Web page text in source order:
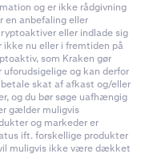
og er ikke rådgivning
en anbefaling eller
eller indlade sig
ikke nu eller i fremtiden på
som Kraken gør
og kan derfor
skat af afkast og/eller
og du bør søge uafhængig
gælder muligvis
og markeder er
ift. forskellige produkter
muligvis ikke være dækket